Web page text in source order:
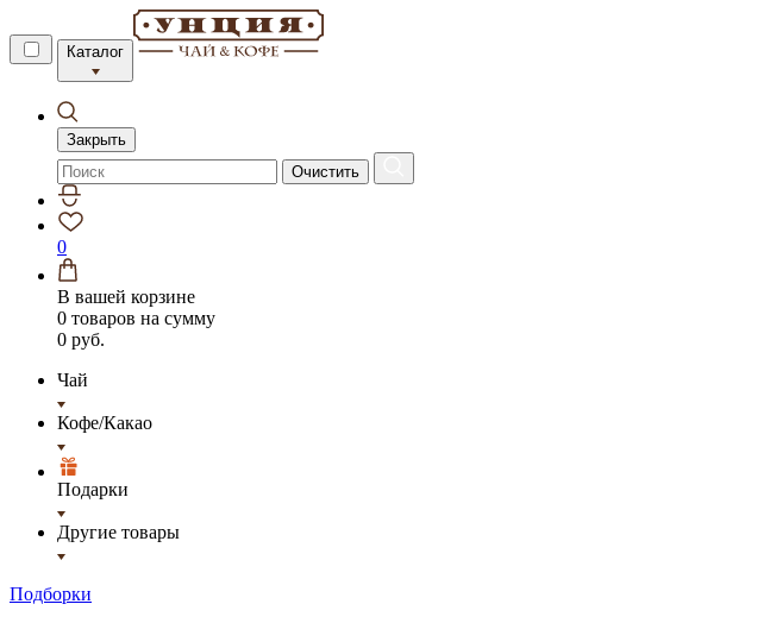
Каталог
Закрыть
Очистить
0
В вашей корзине
0 товаров на сумму
0 руб.
Чай
Кофе/Какао
Подарки
Другие товары
Подборки